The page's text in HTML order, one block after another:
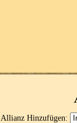
Allianz Hinzufügen: